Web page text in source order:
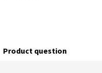
Product question